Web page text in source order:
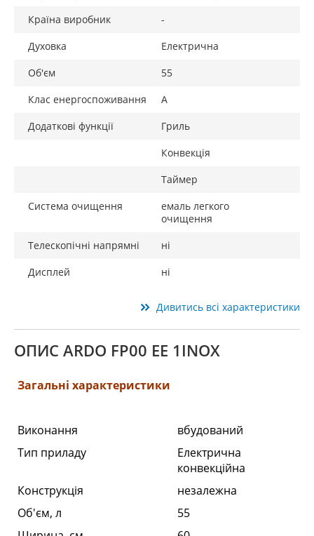
Країна виробник
-
Духовка
Електрична
Об'єм
55
Клас енергоспоживання
A
Додаткові функції
Гриль
Конвекція
Таймер
Система очищення
емаль легкого
очищення
Телескопічні напрямні
ні
Дисплей
ні
Дивитись всі характеристики
ОПИС ARDO FP00 EE 1INOX
Загальні характеристики
Виконання
вбудований
Тип приладу
Електрична
конвекційна
Конструкція
незалежна
Об'єм, л
55